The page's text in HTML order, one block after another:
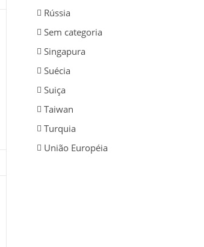
Rússia
Sem categoria
Singapura
Suécia
Suiça
Taiwan
Turquia
União Européia